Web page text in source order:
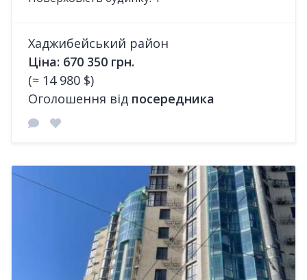
Хаджибейський район
Ціна: 670 350 грн.
(≈ 14 980 $)
Оголошення від посередника